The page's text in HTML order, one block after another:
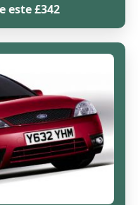
este £342